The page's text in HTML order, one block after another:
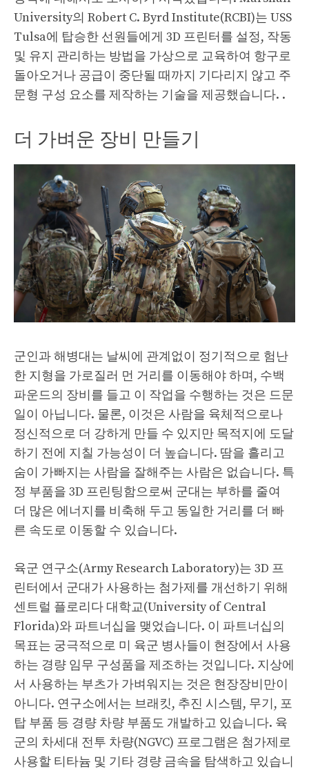
University의 Robert C. Byrd Institute(RCBI)는 USS
Tulsa에 탑승한 선원들에게 3D 프린터를 설정, 작동
및 유지 관리하는 방법을 가상으로 교육하여 항구로
돌아오거나 공급이 중단될 때까지 기다리지 않고 주
문형 구성 요소를 제작하는 기술을 제공했습니다. .
더 가벼운 장비 만들기
군인과 해병대는 날씨에 관계없이 정기적으로 험난
한 지형을 가로질러 먼 거리를 이동해야 하며, 수백
파운드의 장비를 들고 이 작업을 수행하는 것은 드문
일이 아닙니다. 물론, 이것은 사람을 육체적으로나
정신적으로 더 강하게 만들 수 있지만 목적지에 도달
하기 전에 지칠 가능성이 더 높습니다. 땀을 흘리고
숨이 가빠지는 사람을 잘해주는 사람은 없습니다. 특
정 부품을 3D 프린팅함으로써 군대는 부하를 줄여
더 많은 에너지를 비축해 두고 동일한 거리를 더 빠
른 속도로 이동할 수 있습니다.
육군 연구소(Army Research Laboratory)는 3D 프
린터에서 군대가 사용하는 첨가제를 개선하기 위해
센트럴 플로리다 대학교(University of Central
Florida)와 파트너십을 맺었습니다. 이 파트너십의
목표는 궁극적으로 미 육군 병사들이 현장에서 사용
하는 경량 임무 구성품을 제조하는 것입니다. 지상에
서 사용하는 부츠가 가벼워지는 것은 현장장비만이
아니다. 연구소에서는 브래킷, 추진 시스템, 무기, 포
탑 부품 등 경량 차량 부품도 개발하고 있습니다. 육
군의 차세대 전투 차량(NGVC) 프로그램은 첨가제로
사용할 티타늄 및 기타 경량 금속을 탐색하고 있습니